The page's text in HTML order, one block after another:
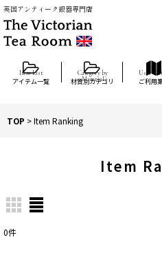
英国アンティーク銀器専門店
アイテム一覧 材質別カテゴリ ご利用
TOP >Item Ranking
Item
0件